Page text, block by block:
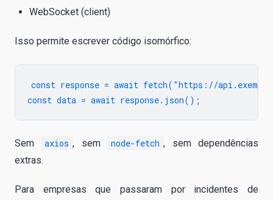
WebSocket (client)
Isso permite escrever código isomórfico:
const response = await fetch("https://
Sem axios , sem node-fetch , sem dependências
extras.
Para empresas que passaram por incidentes de